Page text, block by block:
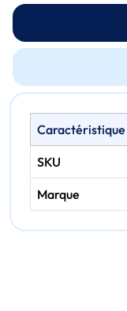
Caractéristique
SKU
Marque